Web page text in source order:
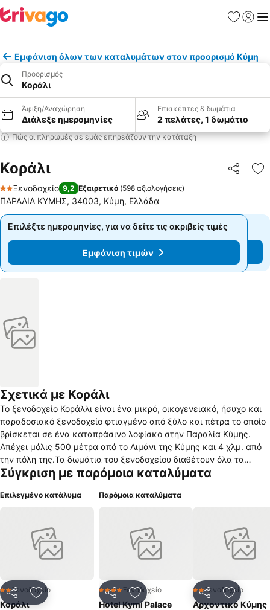
Εμφάνιση όλων των καταλυμάτων στον προορισμό Κύμη
Προορισμός
Κοράλι
Άφιξη/Αναχώρηση
Διάλεξε ημερομηνίες
Επισκέπτες & δωμάτια
2 πελάτες, 1 δωμάτιο
Πώς οι πληρωμές σε εμάς επηρεάζουν την κατάταξη
Κοράλι
2 Αστέρια
Ξενοδοχείο 9,2 Εξαιρετικό (598 αξιολογήσεις)
ΠΑΡΑΛΙΑ ΚΥΜΗΣ, 34003, Κύμη, Ελλάδα
Επιλέξτε ημερομηνίες, για να δείτε τις ακριβείς τιμές
Εμφάνιση τιμών
Επιλέξτε ημερομηνίες, για να δείτε τις ακριβείς τιμές
Εμφάνιση τιμών
Σχετικά με Κοράλι
Το ξενοδοχείο Κοράλλι είναι ένα μικρό, οικογενειακό, ήσυχο και
παραδοσιακό ξενοδοχείο φτιαγμένο από ξύλο και πέτρα το οποίο
βρίσκεται σε ένα καταπράσινο λοφίσκο στην Παραλία Κύμης.
Απέχει μόλις 500 μέτρα από το Λιμάνι της Κύμης και 4 χλμ. από
την πόλη της.Τα δωμάτια του ξενοδοχείου διαθέτουν όλα τα
βασικά για μία άνετη διαμονή όπως: ζεστό νερό όλο το 24ωρο,
οθόνης, τηλέφωνο, ψυγειάκι – minibar, ασύρματο δωρεάν internet
θάλασσα και παρέα την φύση. Το βράδυ πιείτε το ποτό σας στο
μπαλκόνι και δοκιμάστε χειροποίητη πίτσα συνοδεύοντας την με
τοπική μπύρα ή κρασί.Το ξενοδοχείο διαθέτει 3 ιδιωτικά παρκινγκ
έκπτωση στους πελάτες του ξενοδοχείου.
Σύγκριση με παρόμοια καταλύματα
Επιλεγμένο κατάλυμα
ΚοινοποίησηΠροσθήκη στα αγαπημένα
2 Αστέρια
Ξενοδοχείο
Κοράλι
Παρόμοια καταλύματα
ΚοινοποίησηΠροσθήκη στα αγαπημένα
4 ΑστέριαΞενοδοχείο
Hotel Kymi Palace
Κοινοποίηση
2 Αστέρια
Ξενοδοχείο
Αρχοντικό Κύμης